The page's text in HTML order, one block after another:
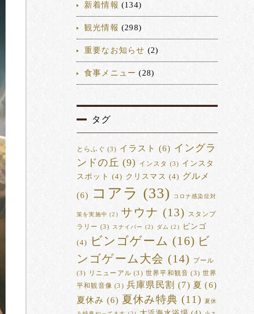
新着情報 (134)
観光情報 (298)
重要なお知らせ (2)
食事メニュー (28)
タグ
とらふぐ (3) イラスト (6) イングラ
ンドの丘 (9) インスタ (3) インスタ
スポット (4) クリスマス (4) グルメ
(6)
コアラ (33) コロナ感染症対
策を実施中 (2) サウナ (13)
スタンプ
ラリー (3) スナイパー (2) ダム (2)
ビンゴ
(4)
ビンゴゲーム (16) ビ
ンゴゲーム大会 (14)
プール
(3)
リニューアル (3) 世界平和観音 (3) 世界
平和観音像 (3) 兵庫県民割 (7) 夏 (6)
夏休み (6) 夏休み特典 (11) 夏休